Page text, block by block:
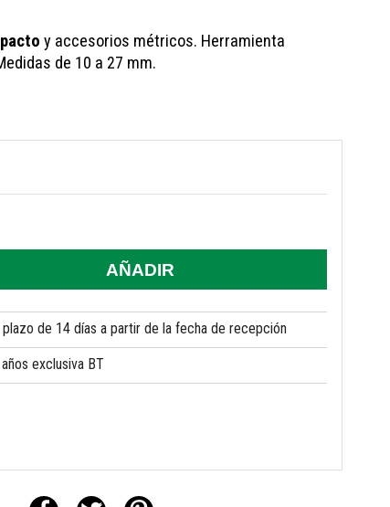
y accesorios métricos. Herramienta
de 10 a 27 mm.
AÑADIR
de 14 días a partir de la fecha de recepción
exclusiva BT